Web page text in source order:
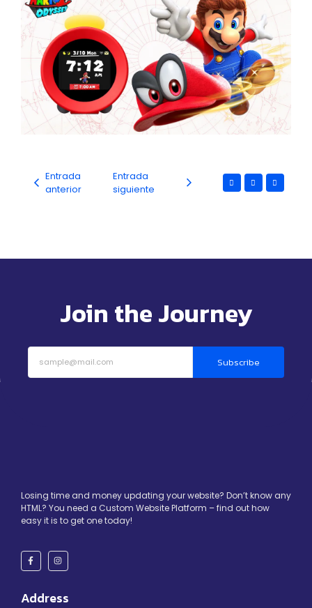
Entrada
anterior
Entrada
siguiente
Join the Journey
Subscribe
Losing time and money updating your website? Don’t know any
HTML? You need a Custom Website Platform – find out how
easy it is to get one today!
Address